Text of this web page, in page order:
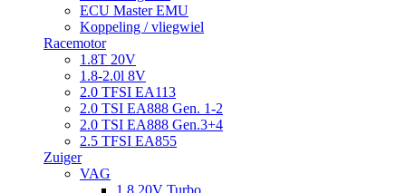
ECU Master EMU
Koppeling / vliegwiel
Racemotor
1.8T 20V
1.8-2.0l 8V
2.0 TFSI EA113
2.0 TSI EA888 Gen. 1-2
2.0 TSI EA888 Gen.3+4
2.5 TFSI EA855
Zuiger
VAG
1.8 20V Turbo